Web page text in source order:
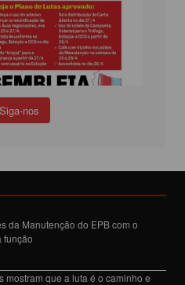
Siga-nos
da Manutenção do EPB com o
função
mostram que a luta é o caminho e